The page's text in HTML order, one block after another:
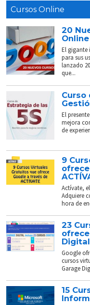
Cursos Online
20
El gigante
para sus
lanzado
que...
Curso
El
mejora
de
9
Actívate,
Adquiere
hora de
23
Digital
Google
cursos
Garage
15